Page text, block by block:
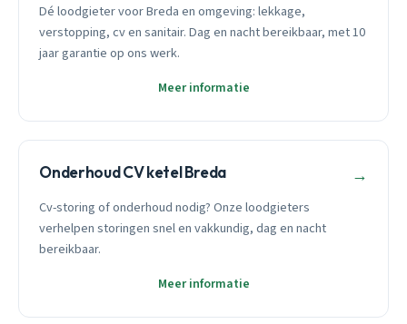
Dé loodgieter voor Breda en omgeving: lekkage,
verstopping, cv en sanitair. Dag en nacht bereikbaar, met 10
jaar garantie op ons werk.
Meer informatie
Onderhoud CV ketel Breda →
Cv-storing of onderhoud nodig? Onze loodgieters
verhelpen storingen snel en vakkundig, dag en nacht
bereikbaar.
Meer informatie